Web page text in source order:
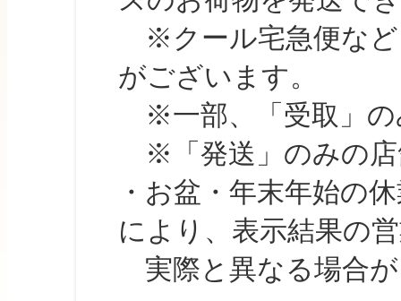
※クール宅急便など
がございます。
※一部、「受取」の
※「発送」のみの店
・お盆・年末年始の
により、表示結果の
実際と異なる場合が